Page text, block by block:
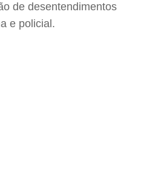
de desentendimentos
e policial.